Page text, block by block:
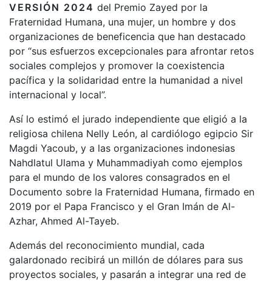
VERSIÓN 2024 del Premio Zayed por la
Fraternidad Humana, una mujer, un hombre y dos
organizaciones de beneficencia que han destacado
por “sus esfuerzos excepcionales para afrontar retos
sociales complejos y promover la coexistencia
pacífica y la solidaridad entre la humanidad a nivel
internacional y local”.
Así lo estimó el jurado independiente que eligió a la
religiosa chilena Nelly León, al cardiólogo egipcio Sir
Magdi Yacoub, y a las organizaciones indonesias
Nahdlatul Ulama y Muhammadiyah como ejemplos
para el mundo de los valores consagrados en el
Documento sobre la Fraternidad Humana, firmado en
2019 por el Papa Francisco y el Gran Imán de Al-
Azhar, Ahmed Al-Tayeb.
Además del reconocimiento mundial, cada
galardonado recibirá un millón de dólares para sus
proyectos sociales, y pasarán a integrar una red de